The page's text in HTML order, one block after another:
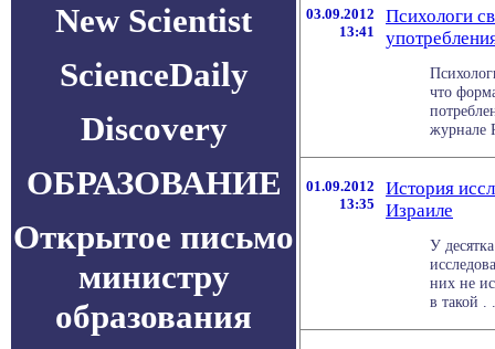
New Scientist
ScienceDaily
Discovery
ОБРАЗОВАНИЕ
Открытое письмо
министру
образования
03.09.2012
13:41
Психологи
что
журнале
01.09.2012
13:35
История
Израиле
У
них не
в такой .